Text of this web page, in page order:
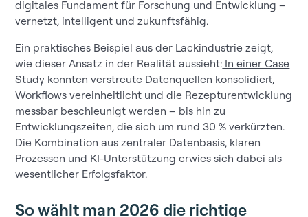
digitales Fundament für Forschung und Entwicklung –
vernetzt, intelligent und zukunftsfähig.
Ein praktisches Beispiel aus der Lackindustrie zeigt,
wie dieser Ansatz in der Realität aussieht: In einer Case
Study konnten verstreute Datenquellen konsolidiert,
Workflows vereinheitlicht und die Rezepturentwicklung
messbar beschleunigt werden – bis hin zu
Entwicklungszeiten, die sich um rund 30 % verkürzten.
Die Kombination aus zentraler Datenbasis, klaren
Prozessen und KI-Unterstützung erwies sich dabei als
wesentlicher Erfolgsfaktor.
So wählt man 2026 die richtige